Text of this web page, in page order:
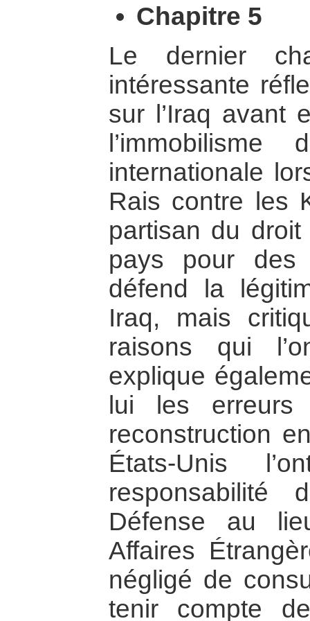
Chapitre 5
Le dernier
intéressante
sur l’Iraq avant
internationale
Rais contre les
partisan du droit
pays pour des
défend la
Iraq, mais
raisons qui
explique
lui les
reconstruction
États-Unis
Défense au
Affaires
négligé de
tenir compte